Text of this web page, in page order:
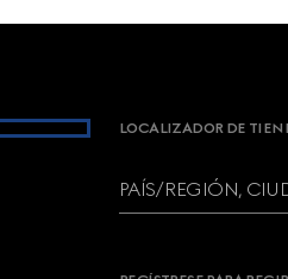
LOCALIZADOR DE
PAÍS/REGIÓN,